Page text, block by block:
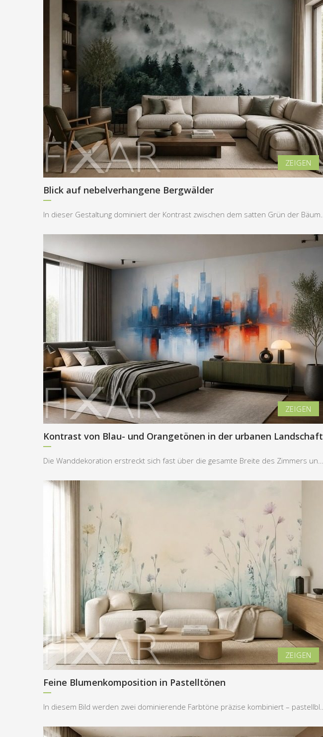
Blick auf nebelverhangene Bergwälder
Kontrast von Blau- und Orangetönen in der urbanen Landschaft
Feine Blumenkomposition in Pastelltönen